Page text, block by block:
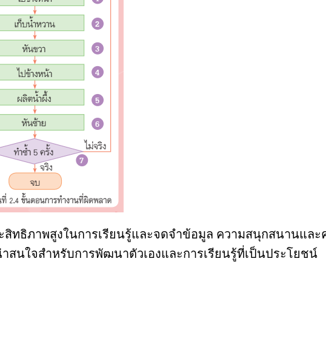
สิทธิภาพสูงในการเรียนรู้และจดจำข้อมูล ความสนุกสนานและ
สนใจสำหรับการพัฒนาตัวเองและการเรียนรู้ที่เป็นประโยชน์